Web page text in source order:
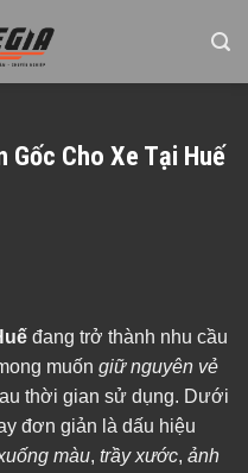
Gốc Cho Xe Tại Huế
đang trở thành nhu cầu
muốn giữ nguyên vẻ
thời gian sử dụng. Dưới
đơn giản là dấu hiệu
màu, trầy xước, ảnh